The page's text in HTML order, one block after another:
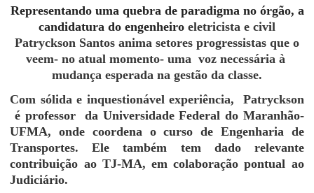
Representando uma quebra de paradigma no órgão, a
candidatura do engenheiro eletricista e civil
Patryckson Santos anima setores progressistas que o
veem- no atual momento- uma voz necessária à
mudança esperada na gestão da classe.
Com sólida e inquestionável experiência,
Patryckson
é professor
da Universidade Federal do Maranhão-
UFMA, onde coordena o curso de Engenharia de
Transportes. Ele também tem dado relevante
contribuição ao TJ-MA, em colaboração pontual ao
Judiciário.